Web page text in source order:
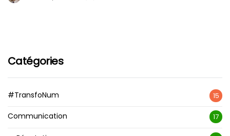
Catégories
#TransfoNum 15
Communication 17